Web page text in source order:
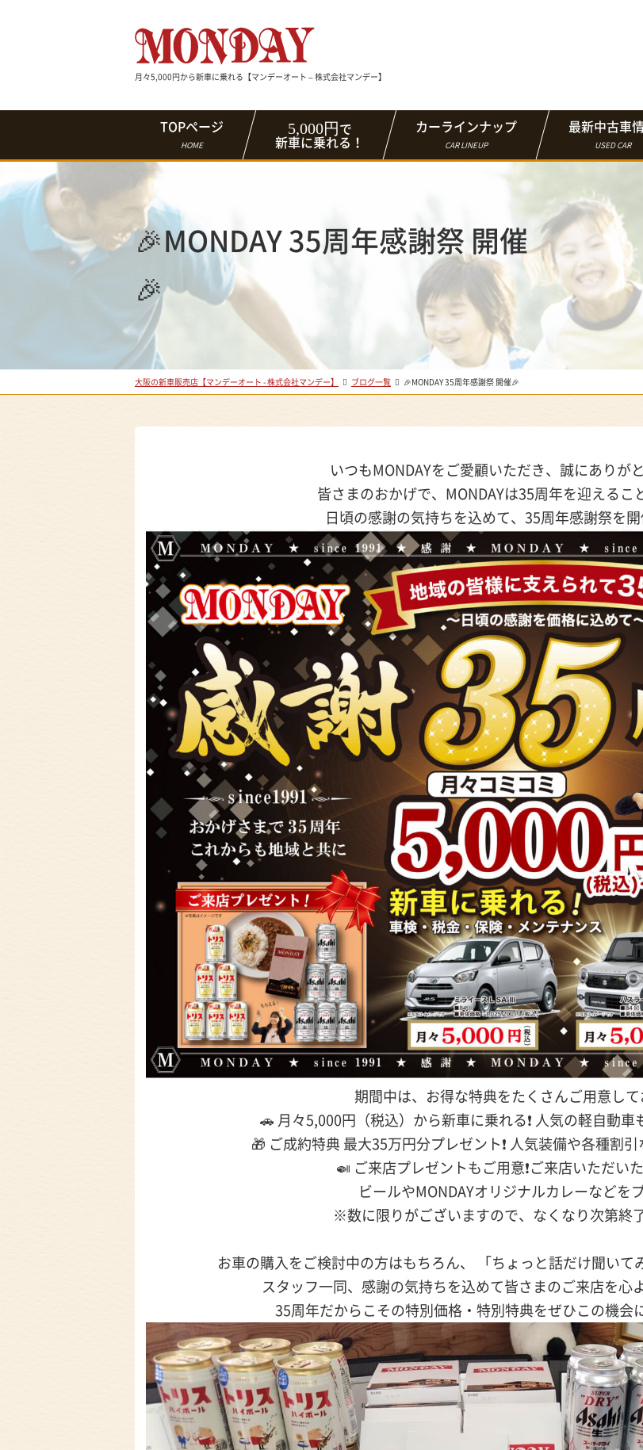
月々5,000円から新車に乗れる【マンデーオート – 株式会社マンデー】
TOPページ
HOME
5,000円 で
新車に乗れる！
カーラインナップ
CAR LINEUP
最新中古車
USED CAR
🎉MONDAY 35周年感謝祭 開催
🎉
大阪の新車販売店【マンデーオート - 株式会社マンデー】 ブログ一覧 🎉MONDAY 35周年感謝祭 開催🎉
いつもMONDAYをご愛顧いただき、誠にありが
皆さまのおかげで、MONDAYは35周年を迎えるこ
日頃の感謝の気持ちを込めて、35周年感謝祭を
期間中は、お得な特典をたくさんご用意し
🚗 月々5,000円（税込）から新車に乗れる❗ 人気の軽自動車
🎁 ご成約特典 最大35万円分プレゼント❗ 人気装備や各種割引
🍛 ご来店プレゼントもご用意❗ご来店いただい
ビールやMONDAYオリジナルカレーなどをプ
※数に限りがございますので、なくなり次第終
お車の購入をご検討中の方はもちろん、 「ちょっと話だけ聞いて
スタッフ一同、感謝の気持ちを込めて皆さまのご来店を心
35周年だからこその特別価格・特別特典をぜひこの機会